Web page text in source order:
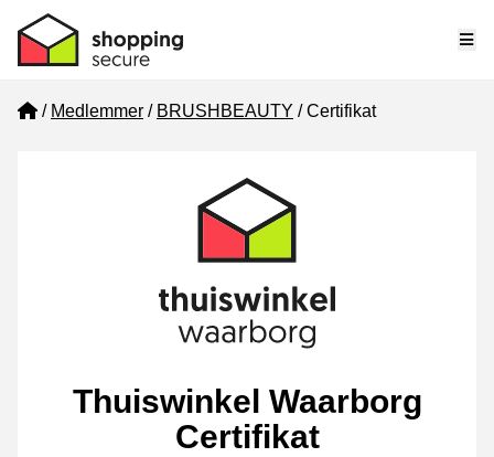
Home
Medlemmer BRUSHBEAUTY Certifikat
Thuiswinkel Waarborg
Certifikat